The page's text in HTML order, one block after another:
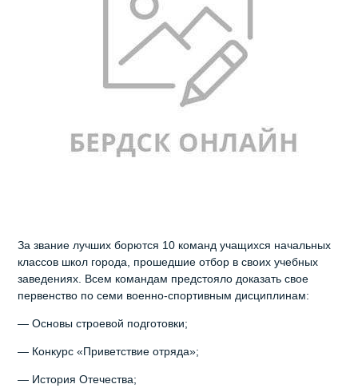
За звание лучших борются 10 команд учащихся начальных
классов школ города, прошедшие отбор в своих учебных
заведениях. Всем командам предстояло доказать свое
первенство по семи военно-спортивным дисциплинам:
— Основы строевой подготовки;
— Конкурс «Приветствие отряда»;
— История Отечества;